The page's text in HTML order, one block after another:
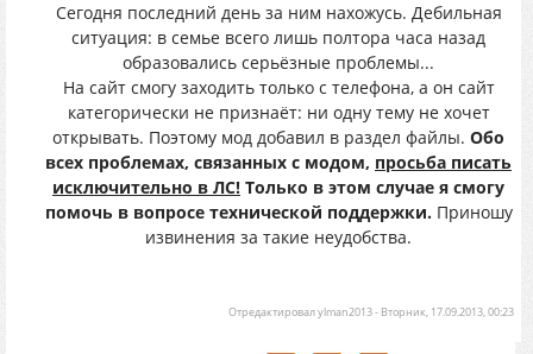
Сегодня последний день за ним нахожусь. Дебильная
ситуация: в семье всего лишь полтора часа назад
образовались серьёзные проблемы...
На сайт смогу заходить только с телефона, а он сайт
категорически не признаёт: ни одну тему не хочет
открывать. Поэтому мод добавил в раздел файлы. Обо
всех проблемах, связанных с модом, просьба писать
исключительно в ЛС! Только в этом случае я смогу
помочь в вопросе технической поддержки.Приношу
извинения за такие неудобства.
Отредактировалylman2013- Вторник, 17.09.2013, 00:23